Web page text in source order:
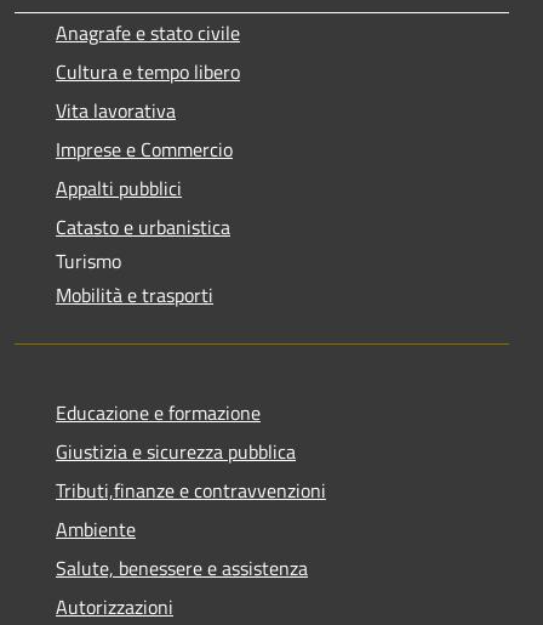
Anagrafe e stato civile
Cultura e tempo libero
Vita lavorativa
Imprese e Commercio
Appalti pubblici
Catasto e urbanistica
Turismo
Mobilità e trasporti
Educazione e formazione
Giustizia e sicurezza pubblica
Tributi,finanze e contravvenzioni
Ambiente
Salute, benessere e assistenza
Autorizzazioni